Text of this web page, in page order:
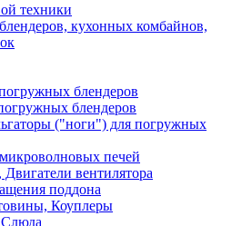
техники
кухонных комбайнов,
блендеров
блендеров
("ноги") для погружных
печей
вентилятора
поддона
Коуплеры